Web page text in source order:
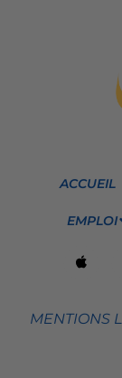
ACCUEIL
EMPLOI
MENTIONS